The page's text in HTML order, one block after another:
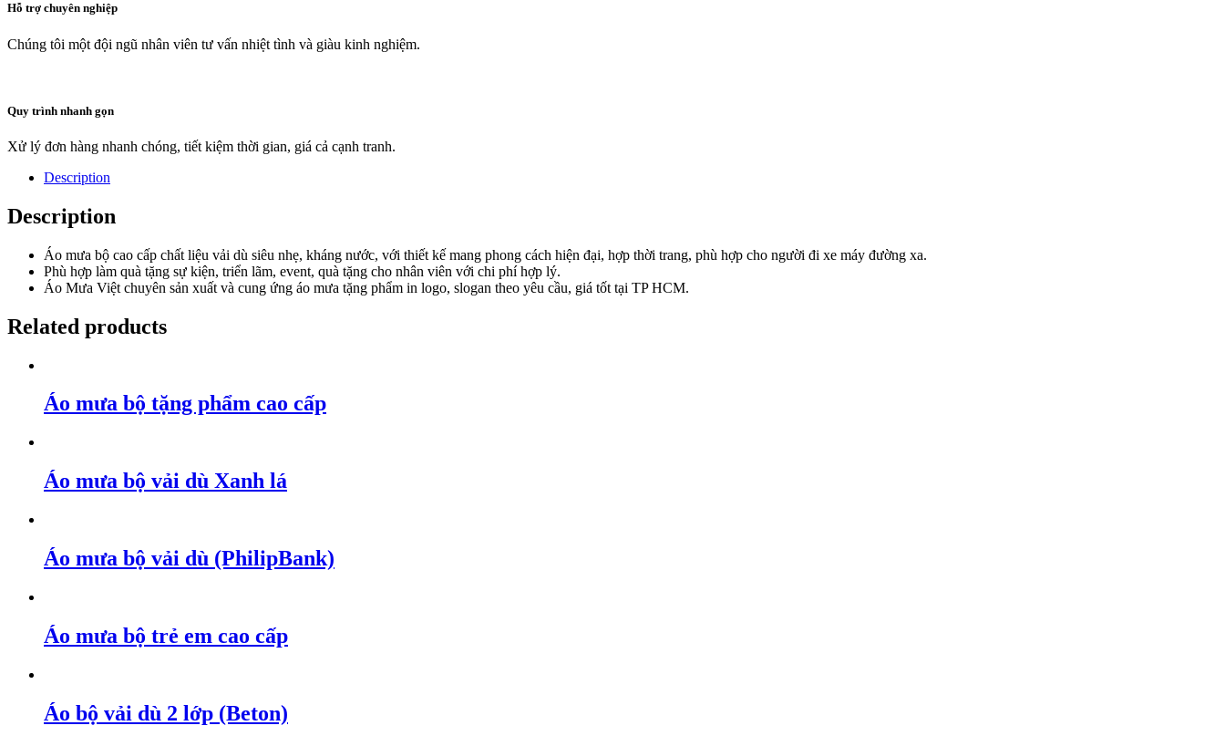
Hỗ trợ chuyên nghiệp
Chúng tôi một đội ngũ nhân viên tư vấn nhiệt tình và giàu kinh nghiệm.
Quy trình nhanh gọn
Xử lý đơn hàng nhanh chóng, tiết kiệm thời gian, giá cả cạnh tranh.
Description
Description
Áo mưa bộ cao cấp chất liệu vải dù siêu nhẹ, kháng nước, với thiết kế mang phong cách hiện đại, hợp thời trang, phù hợp cho người đi xe máy đường xa.
Phù hợp làm quà tặng sự kiện, triển lãm, event, quà tặng cho nhân viên với chi phí hợp lý.
Áo Mưa Việt chuyên sản xuất và cung ứng áo mưa tặng phẩm in logo, slogan theo yêu cầu, giá tốt tại TP HCM.
Related products
Áo mưa bộ tặng phẩm cao cấp
Áo mưa bộ vải dù Xanh lá
Áo mưa bộ vải dù (PhilipBank)
Áo mưa bộ trẻ em cao cấp
Áo bộ vải dù 2 lớp (Beton)